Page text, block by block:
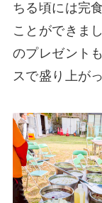
ちる頃には完
ことができま
のプレゼント
スで盛り上が